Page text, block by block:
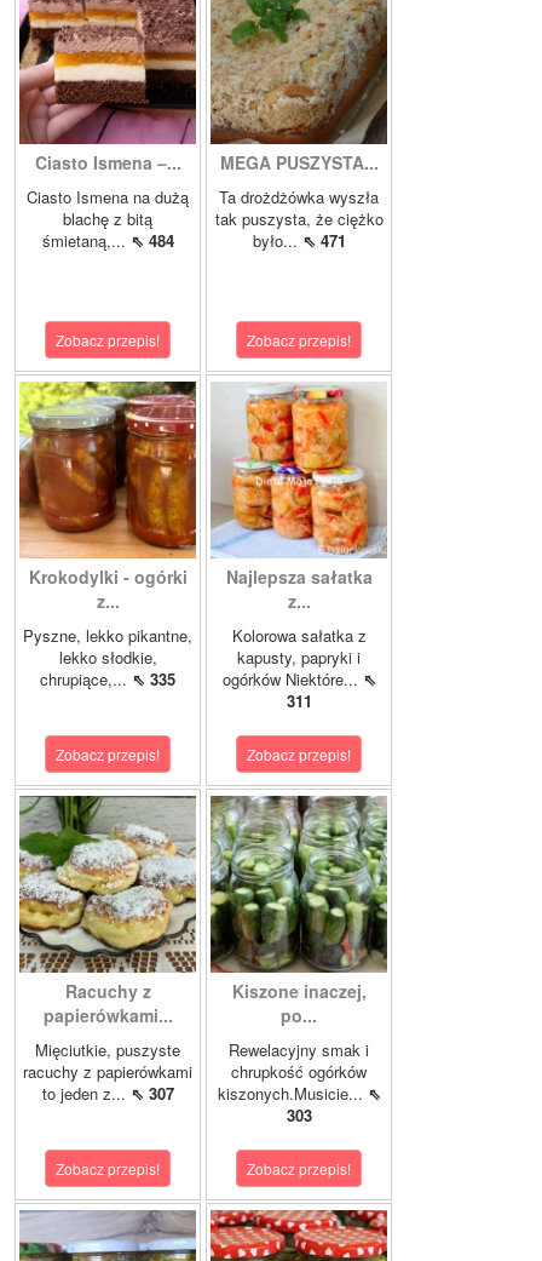
Ciasto Ismena –...
Ciasto Ismena na dużą
blachę z bitą
śmietaną,... ⇖ 484
Zobacz przepis!
MEGA PUSZYSTA...
Ta drożdżówka wyszła
tak puszysta, że ciężko
było... ⇖ 471
Zobacz przepis!
Krokodylki - ogórki
z...
Pyszne, lekko pikantne,
lekko słodkie,
chrupiące,... ⇖ 335
Zobacz przepis!
Najlepsza sałatka
z...
Kolorowa sałatka z
kapusty, papryki i
ogórków Niektóre... ⇖
311
Zobacz przepis!
Racuchy z
papierówkami...
Mięciutkie, puszyste
racuchy z papierówkami
to jeden z... ⇖ 307
Zobacz przepis!
Kiszone inaczej,
po...
Rewelacyjny smak i
chrupkość ogórków
kiszonych.Musicie... ⇖
303
Zobacz przepis!